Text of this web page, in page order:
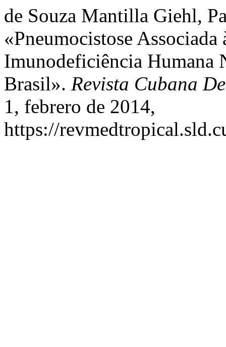
de Souza Mantilla Giehl,
«Pneumocistose
Imunodeficiência Humana
Brasil». Revista Cubana
1, febrero de 2014,
https://